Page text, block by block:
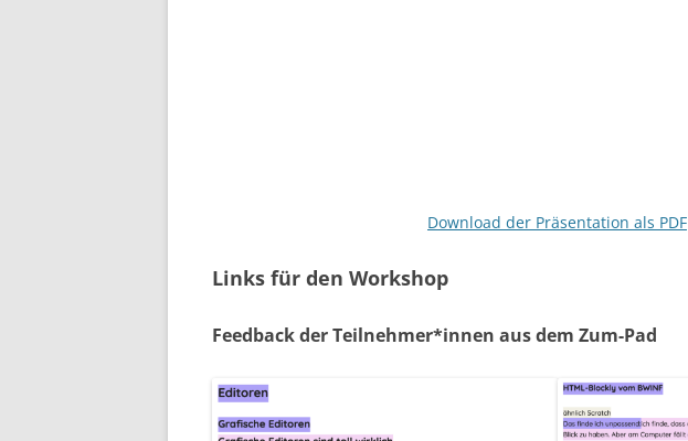
Download der Präsentation als PDF
Links für den Workshop
Feedback der Teilnehmer*innen aus dem Zum-Pad